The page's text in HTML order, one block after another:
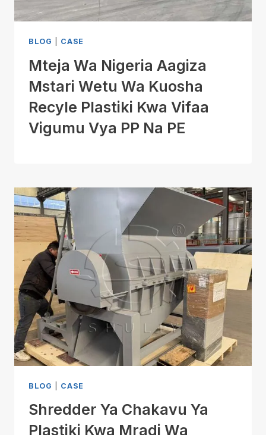
BLOG CASE
Mteja Wa Nigeria Aagiza
Mstari Wetu Wa Kuosha
Recyle Plastiki Kwa Vifaa
Vigumu Vya PP Na PE
BLOG CASE
Shredder Ya Chakavu Ya
Plastiki Kwa Mradi Wa